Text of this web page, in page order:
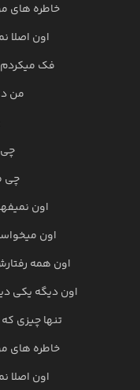
خاطره های
اون اصلا
فک میکردم
من
چی
چی
اون
اون
اون همه
اون دیگه یکی
تنها چیزی
خاطره های
اون اصلا